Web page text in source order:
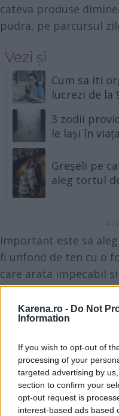
Karena.ro - Do Not
Information
If you wish to opt-out of
processing of your
targeted advertising by
section to confirm your
opt-out request is
interest-based ads based
cateva produse
pudra, pe parcursul
Vezi și
Cum sa iti
lucrezi de la
3 zodii
le lași în
Greșeli pe
aleg tortul
Important este sa
fi unfond de ten cu o
care arata impecabil
toata ziua. Daca are
atat mai bine.Detalii
Ingrijeste-ti pielea
continuare de o
ingrijire suplimentara,
plaja toata ziua si te
mare. Cel mai